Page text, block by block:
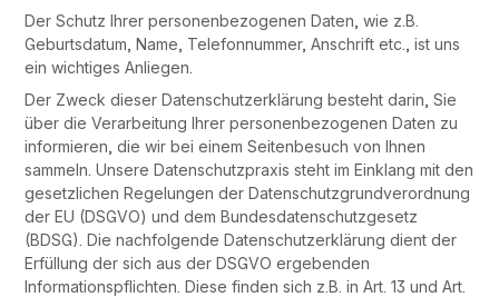
Der Schutz Ihrer personenbezogenen Daten, wie z.B.
Geburtsdatum, Name, Telefonnummer, Anschrift etc., ist uns
ein wichtiges Anliegen.
Der Zweck dieser Datenschutzerklärung besteht darin, Sie
über die Verarbeitung Ihrer personenbezogenen Daten zu
informieren, die wir bei einem Seitenbesuch von Ihnen
sammeln. Unsere Datenschutzpraxis steht im Einklang mit den
gesetzlichen Regelungen der Datenschutzgrundverordnung
der EU (DSGVO) und dem Bundesdatenschutzgesetz
(BDSG). Die nachfolgende Datenschutzerklärung dient der
Erfüllung der sich aus der DSGVO ergebenden
Informationspflichten. Diese finden sich z.B. in Art. 13 und Art.